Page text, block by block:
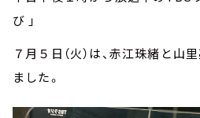
び 」
７月５日（火）は、赤江珠緒と
ました。